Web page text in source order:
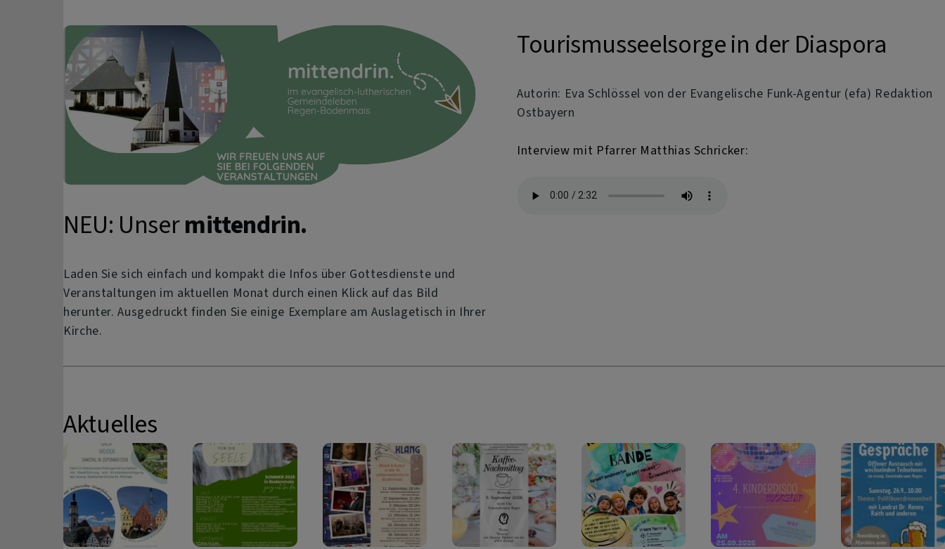
NEU: Unsermittendrin.
Laden Sie sich einfach und kompakt die Infos über Gottesdienste und
Veranstaltungen im aktuellen Monat durch einen Klick auf das Bild
herunter. Ausgedruckt finden Sie einige Exemplare am Auslagetisch in Ihrer
Kirche.
Tourismusseelsorge in der Diaspora
Autorin: Eva Schlössel von der Evangelische Funk-Agentur (efa) Redaktion
Ostbayern
Interview mit Pfarrer Matthias Schricker:
Aktuelles